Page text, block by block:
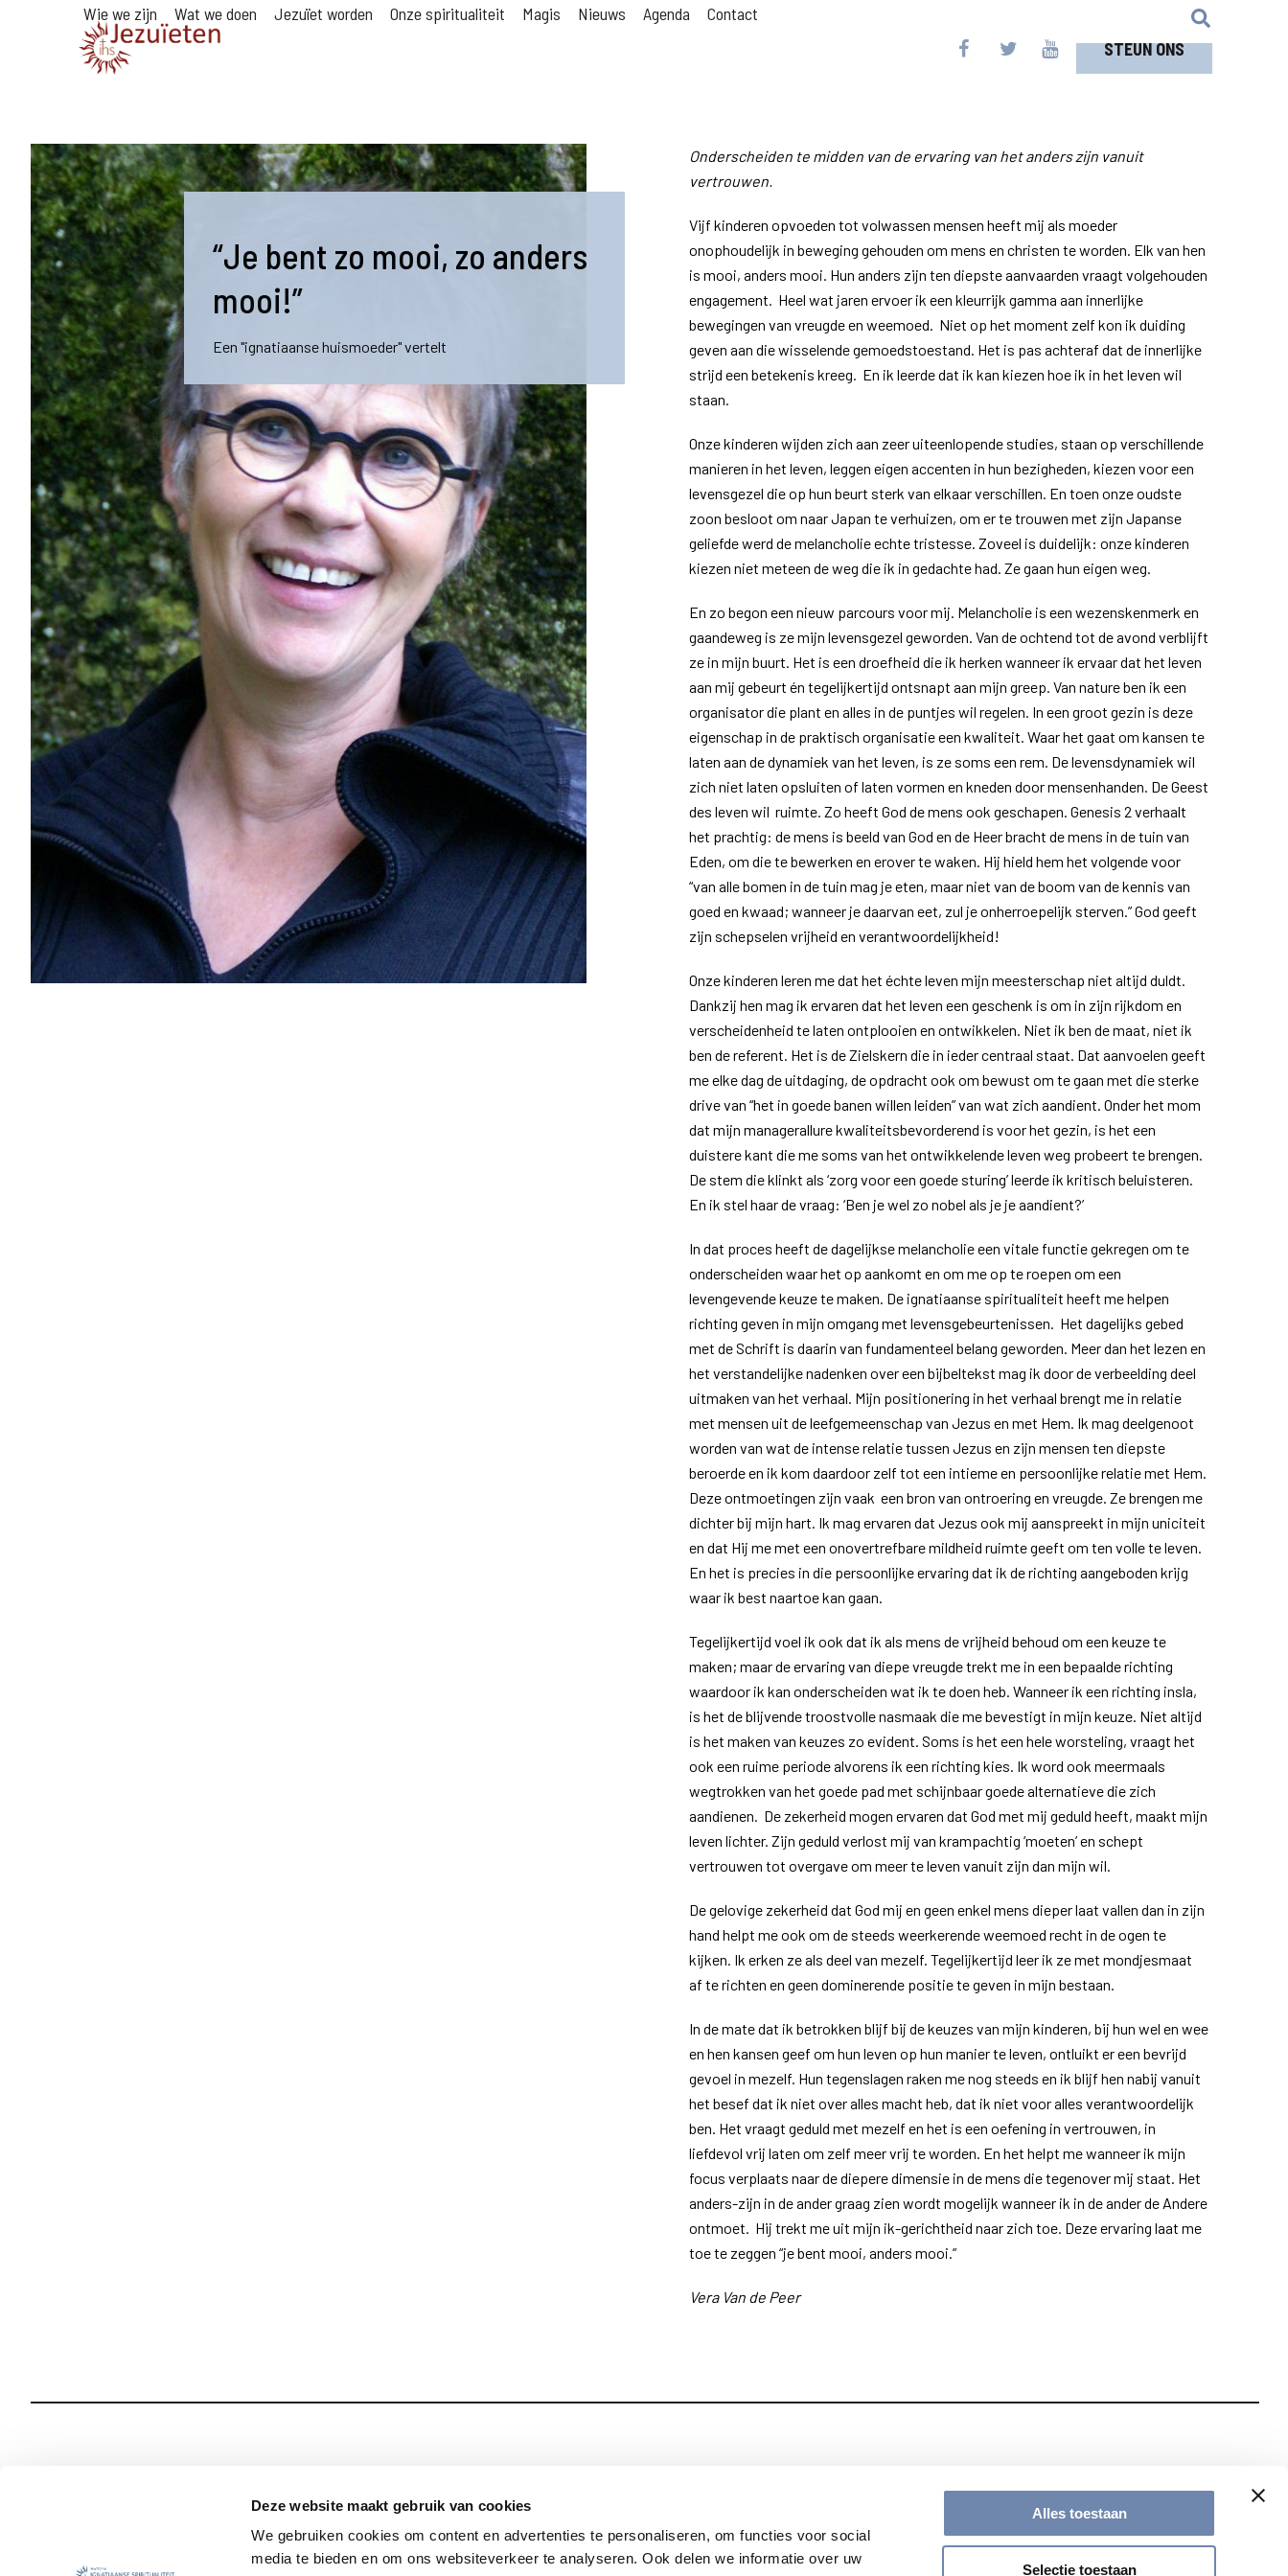
Deze website maakt gebruik van cookies
We gebruiken cookies om content en advertenties te personaliseren, om functies voor social
media te bieden en om ons websiteverkeer te analyseren. Ook delen we informatie over uw
Alles toestaan
Selectie toestaan
STEUN ONS
Wie we zijn Wat we doen Jezuïet worden Onze spiritualiteit Magis Nieuws Agenda Contact
“Je bent zo mooi, zo anders
mooi!”
Een "ignatiaanse huismoeder" vertelt
Onderscheiden te midden van de ervaring van het anders zijn vanuit
vertrouwen.
Vijf kinderen opvoeden tot volwassen mensen heeft mij als moeder
onophoudelijk in beweging gehouden om mens en christen te worden. Elk van hen
is mooi, anders mooi. Hun anders zijn ten diepste aanvaarden vraagt volgehouden
engagement. Heel wat jaren ervoer ik een kleurrijk gamma aan innerlijke
bewegingen van vreugde en weemoed. Niet op het moment zelf kon ik duiding
geven aan die wisselende gemoedstoestand. Het is pas achteraf dat de innerlijke
strijd een betekenis kreeg. En ik leerde dat ik kan kiezen hoe ik in het leven wil
staan.
Onze kinderen wijden zich aan zeer uiteenlopende studies, staan op verschillende
manieren in het leven, leggen eigen accenten in hun bezigheden, kiezen voor een
levensgezel die op hun beurt sterk van elkaar verschillen. En toen onze oudste
zoon besloot om naar Japan te verhuizen, om er te trouwen met zijn Japanse
geliefde werd de melancholie echte tristesse. Zoveel is duidelijk: onze kinderen
kiezen niet meteen de weg die ik in gedachte had. Ze gaan hun eigen weg.
En zo begon een nieuw parcours voor mij. Melancholie is een wezenskenmerk en
gaandeweg is ze mijn levensgezel geworden. Van de ochtend tot de avond verblijft
ze in mijn buurt. Het is een droefheid die ik herken wanneer ik ervaar dat het leven
aan mij gebeurt én tegelijkertijd ontsnapt aan mijn greep. Van nature ben ik een
organisator die plant en alles in de puntjes wil regelen. In een groot gezin is deze
eigenschap in de praktisch organisatie een kwaliteit. Waar het gaat om kansen te
laten aan de dynamiek van het leven, is ze soms een rem. De levensdynamiek wil
zich niet laten opsluiten of laten vormen en kneden door mensenhanden. De Geest
des leven wil ruimte. Zo heeft God de mens ook geschapen. Genesis 2 verhaalt
het prachtig: de mens is beeld van God en de Heer bracht de mens in de tuin van
Eden, om die te bewerken en erover te waken. Hij hield hem het volgende voor
“van alle bomen in de tuin mag je eten, maar niet van de boom van de kennis van
goed en kwaad; wanneer je daarvan eet, zul je onherroepelijk sterven.” God geeft
zijn schepselen vrijheid en verantwoordelijkheid!
Onze kinderen leren me dat het échte leven mijn meesterschap niet altijd duldt.
Dankzij hen mag ik ervaren dat het leven een geschenk is om in zijn rijkdom en
verscheidenheid te laten ontplooien en ontwikkelen. Niet ik ben de maat, niet ik
ben de referent. Het is de Zielskern die in ieder centraal staat. Dat aanvoelen geeft
me elke dag de uitdaging, de opdracht ook om bewust om te gaan met die sterke
drive van “het in goede banen willen leiden” van wat zich aandient. Onder het mom
dat mijn managerallure kwaliteitsbevorderend is voor het gezin, is het een
duistere kant die me soms van het ontwikkelende leven weg probeert te brengen.
De stem die klinkt als ‘zorg voor een goede sturing’ leerde ik kritisch beluisteren.
En ik stel haar de vraag: ‘Ben je wel zo nobel als je je aandient?’
In dat proces heeft de dagelijkse melancholie een vitale functie gekregen om te
onderscheiden waar het op aankomt en om me op te roepen om een
levengevende keuze te maken. De ignatiaanse spiritualiteit heeft me helpen
richting geven in mijn omgang met levensgebeurtenissen. Het dagelijks gebed
met de Schrift is daarin van fundamenteel belang geworden. Meer dan het lezen en
het verstandelijke nadenken over een bijbeltekst mag ik door de verbeelding deel
uitmaken van het verhaal. Mijn positionering in het verhaal brengt me in relatie
met mensen uit de leefgemeenschap van Jezus en met Hem. Ik mag deelgenoot
worden van wat de intense relatie tussen Jezus en zijn mensen ten diepste
beroerde en ik kom daardoor zelf tot een intieme en persoonlijke relatie met Hem.
Deze ontmoetingen zijn vaak een bron van ontroering en vreugde. Ze brengen me
dichter bij mijn hart. Ik mag ervaren dat Jezus ook mij aanspreekt in mijn uniciteit
en dat Hij me met een onovertrefbare mildheid ruimte geeft om ten volle te leven.
En het is precies in die persoonlijke ervaring dat ik de richting aangeboden krijg
waar ik best naartoe kan gaan.
Tegelijkertijd voel ik ook dat ik als mens de vrijheid behoud om een keuze te
maken; maar de ervaring van diepe vreugde trekt me in een bepaalde richting
waardoor ik kan onderscheiden wat ik te doen heb. Wanneer ik een richting insla,
is het de blijvende troostvolle nasmaak die me bevestigt in mijn keuze. Niet altijd
is het maken van keuzes zo evident. Soms is het een hele worsteling, vraagt het
ook een ruime periode alvorens ik een richting kies. Ik word ook meermaals
wegtrokken van het goede pad met schijnbaar goede alternatieve die zich
aandienen. De zekerheid mogen ervaren dat God met mij geduld heeft, maakt mijn
leven lichter. Zijn geduld verlost mij van krampachtig ‘moeten’ en schept
vertrouwen tot overgave om meer te leven vanuit zijn dan mijn wil.
De gelovige zekerheid dat God mij en geen enkel mens dieper laat vallen dan in zijn
hand helpt me ook om de steeds weerkerende weemoed recht in de ogen te
kijken. Ik erken ze als deel van mezelf. Tegelijkertijd leer ik ze met mondjesmaat
af te richten en geen dominerende positie te geven in mijn bestaan.
In de mate dat ik betrokken blijf bij de keuzes van mijn kinderen, bij hun wel en wee
en hen kansen geef om hun leven op hun manier te leven, ontluikt er een bevrijd
gevoel in mezelf. Hun tegenslagen raken me nog steeds en ik blijf hen nabij vanuit
het besef dat ik niet over alles macht heb, dat ik niet voor alles verantwoordelijk
ben. Het vraagt geduld met mezelf en het is een oefening in vertrouwen, in
liefdevol vrij laten om zelf meer vrij te worden. En het helpt me wanneer ik mijn
focus verplaats naar de diepere dimensie in de mens die tegenover mij staat. Het
anders-zijn in de ander graag zien wordt mogelijk wanneer ik in de ander de Andere
ontmoet. Hij trekt me uit mijn ik-gerichtheid naar zich toe. Deze ervaring laat me
toe te zeggen “je bent mooi, anders mooi.”
Vera Van de Peer
Jezuïet worden
Onze Spiritualiteit
Sociale Veiligheid
Privacy
Blijf op de hoogte met onze nieuwsbrief